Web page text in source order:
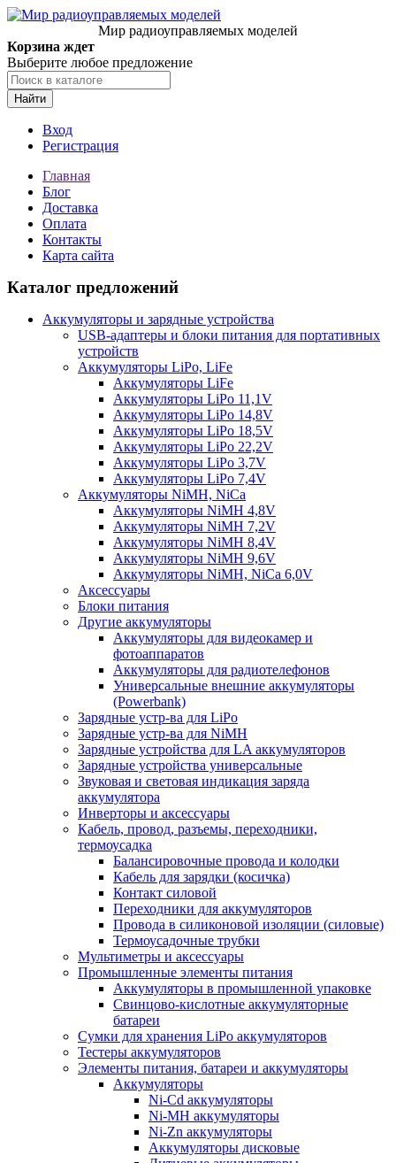
Мир радиоуправляемых моделей
Корзина ждет
Выберите любое предложение
Найти
Вход
Регистрация
Главная
Блог
Доставка
Оплата
Контакты
Карта сайта
Каталог предложений
Аккумуляторы и зарядные устройства
USB-адаптеры и блоки питания для портативных
устройств
Аккумуляторы LiPo, LiFe
Аккумуляторы LiFe
Аккумуляторы LiPo 11,1V
Аккумуляторы LiPo 14,8V
Аккумуляторы LiPo 18,5V
Аккумуляторы LiPo 22,2V
Аккумуляторы LiPo 3,7V
Аккумуляторы LiPo 7,4V
Аккумуляторы NiMH, NiCa
Аккумуляторы NiMH 4,8V
Аккумуляторы NiMH 7,2V
Аккумуляторы NiMH 8,4V
Аккумуляторы NiMH 9,6V
Аккумуляторы NiMH, NiCa 6,0V
Аксессуары
Блоки питания
Другие аккумуляторы
Аккумуляторы для видеокамер и
фотоаппаратов
Аккумуляторы для радиотелефонов
Универсальные внешние аккумуляторы
(Powerbank)
Зарядные устр-ва для LiPo
Зарядные устр-ва для NiMH
Зарядные устройства для LA аккумуляторов
Зарядные устройства универсальные
Звуковая и световая индикация заряда
аккумулятора
Инверторы и аксессуары
Кабель, провод, разъемы, переходники,
термоусадка
Балансировочные провода и колодки
Кабель для зарядки (косичка)
Контакт силовой
Переходники для аккумуляторов
Провода в силиконовой изоляции (силовые)
Термоусадочные трубки
Мультиметры и аксессуары
Промышленные элементы питания
Аккумуляторы в промышленной упаковке
Свинцово-кислотные аккумуляторные
батареи
Сумки для хранения LiPo аккумуляторов
Тестеры аккумуляторов
Элементы питания, батареи и аккумуляторы
Аккумуляторы
Ni-Cd аккумуляторы
Ni-MH аккумуляторы
Ni-Zn аккумуляторы
Аккумуляторы дисковые